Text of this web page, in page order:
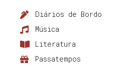
Diários de Bordo
Música
Literatura
Passatempos